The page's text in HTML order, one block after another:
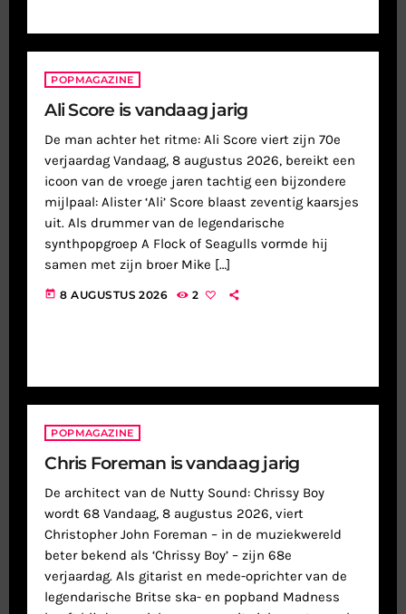
POPMAGAZINE
Ali Score is vandaag jarig
De man achter het ritme: Ali Score viert zijn 70e
verjaardag Vandaag, 8 augustus 2026, bereikt een
icoon van de vroege jaren tachtig een bijzondere
mijlpaal: Alister ‘Ali’ Score blaast zeventig kaarsjes
uit. Als drummer van de legendarische
synthpopgroep A Flock of Seagulls vormde hij
samen met zijn broer Mike […]
today 8 AUGUSTUS 2026 2
POPMAGAZINE
Chris Foreman is vandaag jarig
De architect van de Nutty Sound: Chrissy Boy
wordt 68 Vandaag, 8 augustus 2026, viert
Christopher John Foreman – in de muziekwereld
beter bekend als ‘Chrissy Boy’ – zijn 68e
verjaardag. Als gitarist en mede-oprichter van de
legendarische Britse ska- en popband Madness